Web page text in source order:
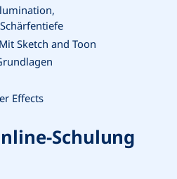
Sketch and Toon
Effects
Schulung